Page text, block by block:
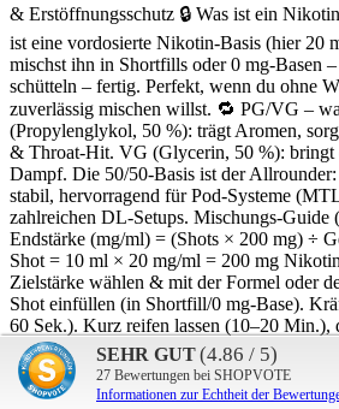
& Erstöffnungs­schutz 🔒 Was ist ein
ist eine vordosierte Nikotin-Basis (hier 20
mischst ihn in Shortfills oder 0 mg-Basen
schütteln – fertig. Perfekt, wenn du ohne
zuverlässig mischen willst. 🔁 PG/VG –
(Propylenglykol, 50 %): trägt Aromen,
& Throat-Hit. VG (Glycerin, 50 %): bringt
Dampf. Die 50/50-Basis ist der
stabil, hervorragend für Pod-Systeme
zahlreichen DL-Setups. Mischungs-Guide
Endstärke (mg/ml) = (Shots × 200 mg) ÷
Shot = 10 ml × 20 mg/ml = 200 mg
Zielstärke wählen & mit der Formel oder
Shot einfüllen (in Shortfill/0 mg-Base).
60 Sek.). Kurz reifen lassen (10–20 Min.),
verbindet. Wichtig: Nicht pur dampfen!
mischen.13.08.2025
SEHR GUT(4.86 / 5)
27 Bewertungen bei SHOPVOTE
Informationen zur Echtheit der